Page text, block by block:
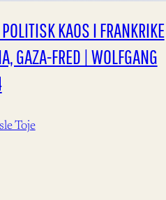
KAOS I FRANKRIKE
GAZA-FRED | WOLFGANG
Toje